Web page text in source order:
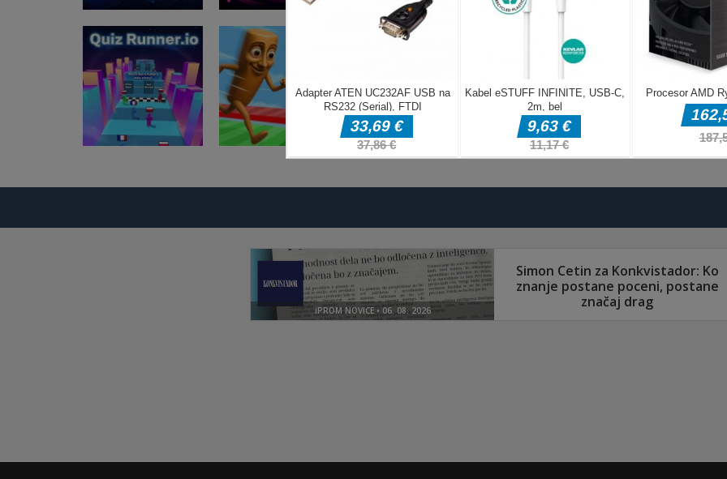
Druge igre
imposter Duck :
Online
Druge igre
Speen
Battle: Rhythm
Game
Stickman Trivia
Fall IO
Druge igre
Guardz IO
Druge igre
Brainrot Bridge
Race 3D
Druge igre
carrom pro
WHOT The
Nigerian Card
Druge igre